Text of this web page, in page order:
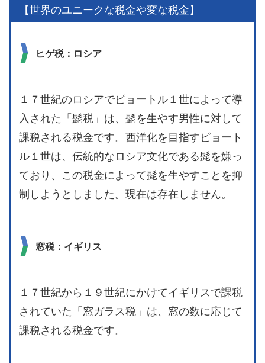
【世界のユニークな税金や変な税金】
ヒゲ税：ロシア
１７世紀のロシアでピョートル１世によって導
入された「髭税」は、髭を生やす男性に対して
課税される税金です。西洋化を目指すピョート
ル１世は、伝統的なロシア文化である髭を嫌っ
ており、この税金によって髭を生やすことを抑
制しようとしました。現在は存在しません。
窓税：イギリス
１７世紀から１９世紀にかけてイギリスで課税
されていた「窓ガラス税」は、窓の数に応じて
課税される税金です。